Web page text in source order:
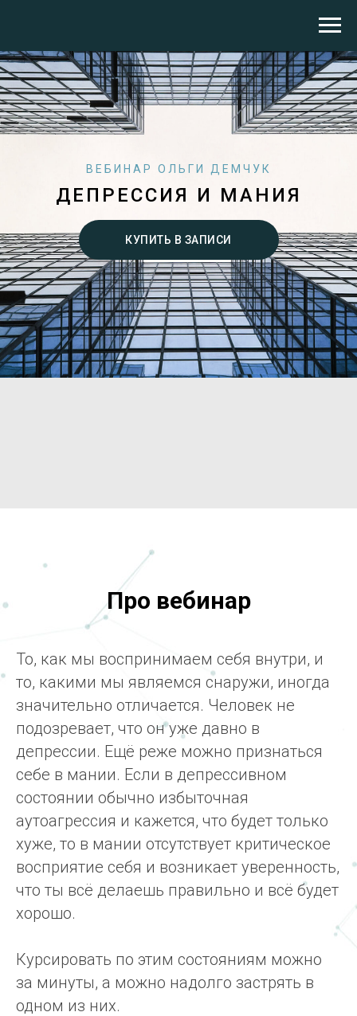
КУПИТЬ В ЗАПИСИ
ДЕПРЕССИЯ И МАНИЯ
ВЕБИНАР ОЛЬГИ ДЕМЧУК
Про вебинар
То, как мы воспринимаем себя внутри, и
то, какими мы являемся снаружи, иногда
значительно отличается. Человек не
подозревает, что он уже давно в
депрессии. Ещё реже можно признаться
себе в мании. Если в депрессивном
состоянии обычно избыточная
аутоагрессия и кажется, что будет только
хуже, то в мании отсутствует критическое
восприятие себя и возникает уверенность,
что ты всё делаешь правильно и всё будет
хорошо.
Курсировать по этим состояниям можно
за минуты, а можно надолго застрять в
одном из них.